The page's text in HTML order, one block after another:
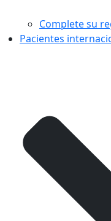
Complete su
Pacientes